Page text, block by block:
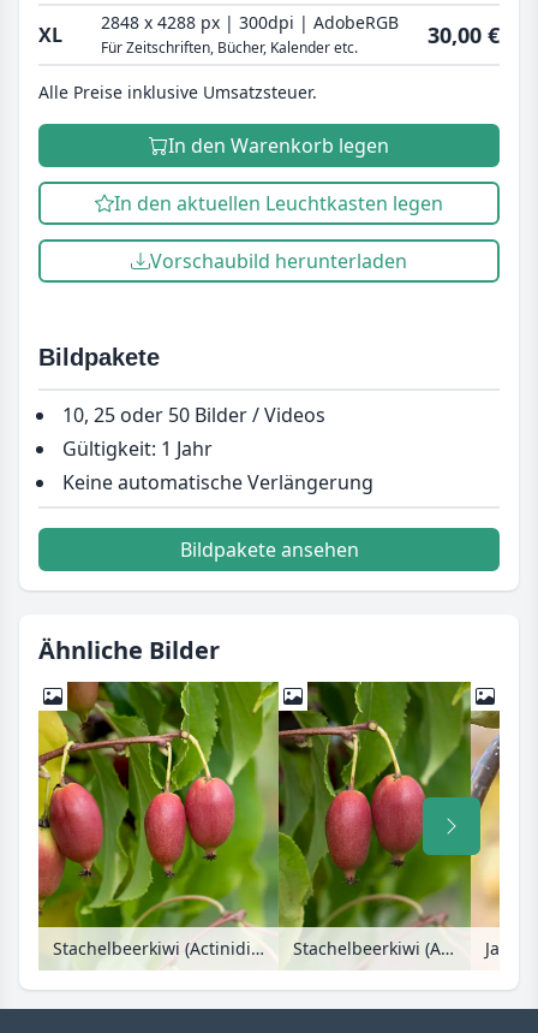
XL 2848 x 4288 px | 300dpi | AdobeRGB
Für Zeitschriften, Bücher, Kalender etc. 30,00 €
Alle Preise inklusive Umsatzsteuer.
In den Warenkorb legen
In den aktuellen Leuchtkasten legen
Vorschaubild herunterladen
Bildpakete
10, 25 oder 50 Bilder / Videos
Gültigkeit: 1 Jahr
Keine automatische Verlängerung
Bildpakete ansehen
Ähnliche Bilder
Stachelbeerkiwi (Actinidia arguta 'Red Jumbo') Stachelbeerkiwi (Actinidia arguta 'Red Jumbo')